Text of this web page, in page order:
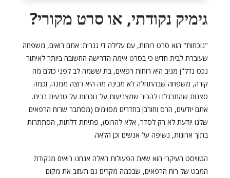
גימיק נקודתי, או סרט מקורי?
"נוכחות" הוא סרט רוחות, עם עלילה די גנרית: אתם רואים, משפחה
שעוברת לבית חדש כי בסרט אימה הדרישה החשובה ביותר לאיתור
נכס נדל"ן מניב היא רוחות רפאים, בת ששמה לב לפני כולם מה
קורה, משפחה שבהתחלה לא מבינה מה היא רוצה ממנה, וכמה
סצנות שהתרגלנו להכיר שמצביעות על נוכחות על טבעית בבית.
אתם יודעים, הרס וחורבן בחדרים מסוימים (מסתבר שרוח הרפאים
שלנו יודעת לא רק לסדר, אלא להרוס), פתיחת דלתות, הסתתרות
בתוך ארונות, נשיפה על אנשים וכן הלאה.
הטוויסט העיקרי הוא שאת הפעולות האלה אנחנו רואים מנקודת
המבט של רוח הרפאים, שבכמה מקרים גם תעזוב את מקום